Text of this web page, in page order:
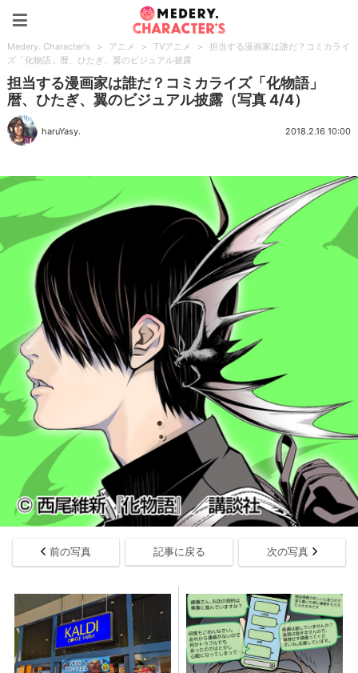
Medery. Character's > アニメ > TVアニメ >
担当する漫画家は誰だ？コミカライ
ズ「化物語」暦、ひたぎ、翼のビジュアル披露
担当する漫画家は誰だ？コミカライズ「化物語」
暦、ひたぎ、翼のビジュアル披露（写真 4/4）
haruYasy. 2018.2.16 10:00
前の写真 記事に戻る 次の写真